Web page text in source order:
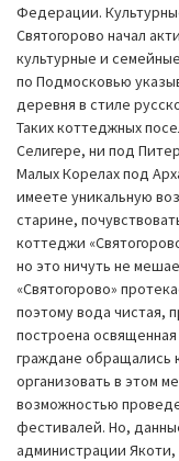
Федерации.
Святогорово начал
культурные и
по Подмосковью
деревня в стиле
Таких коттеджных
Селигере, ни под
Малых Корелах под
имеете уникальную
старине,
коттеджи
но это ничуть не
«Святогорово»
поэтому вода чистая,
построена
граждане обращались
организовать в этом
возможностью
фестивалей. Но,
администрации Якоти,